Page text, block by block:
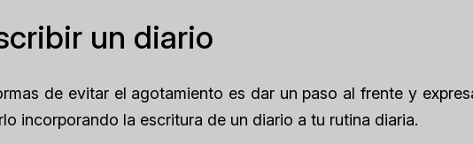
un diario
de evitar el agotamiento es dar un paso al frente y
incorporando la escritura de un diario a tu rutina diaria.